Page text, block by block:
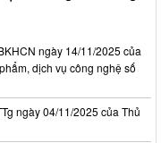
Hội đồng nhân dân
ngày 14/11/2025 của
dịch vụ công nghệ số
ngày 04/11/2025 của Thủ